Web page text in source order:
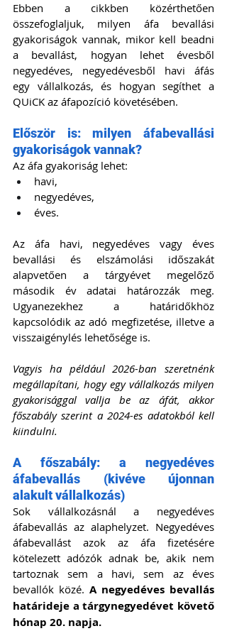
Ebben a cikkben közérthetően
összefoglaljuk, milyen áfa bevallási
gyakoriságok vannak, mikor kell beadni
a bevallást, hogyan lehet évesből
negyedéves, negyedévesből havi áfás
egy vállalkozás, és hogyan segíthet a
QUiCK az áfapozíció követésében.
Először is: milyen áfabevallási
gyakoriságok vannak?
Az áfa gyakoriság lehet:
havi,
negyedéves,
éves.
Az áfa havi, negyedéves vagy éves
bevallási és elszámolási időszakát
alapvetően a tárgyévet megelőző
második év adatai határozzák meg.
Ugyanezekhez a határidőkhöz
kapcsolódik az adó megfizetése, illetve a
visszaigénylés lehetősége is.
Vagyis ha például 2026-ban szeretnénk
megállapítani, hogy egy vállalkozás milyen
gyakorisággal vallja be az áfát, akkor
főszabály szerint a 2024-es adatokból kell
kiindulni.
A főszabály: a negyedéves
áfabevallás (kivéve újonnan
alakult vállalkozás)
Sok vállalkozásnál a negyedéves
áfabevallás az alaphelyzet. Negyedéves
áfabevallást azok az áfa fizetésére
kötelezett adózók adnak be, akik nem
tartoznak sem a havi, sem az éves
bevallók közé. A negyedéves bevallás
határideje a tárgynegyedévet követő
hónap 20. napja.